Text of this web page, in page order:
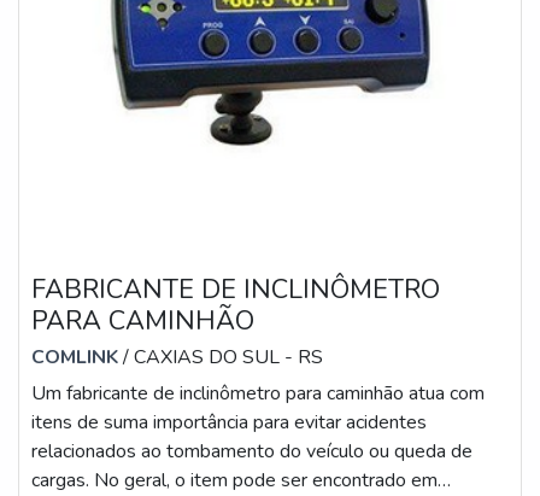
FABRICANTE DE INCLINÔMETRO
PARA CAMINHÃO
COMLINK/ CAXIAS DO SUL - RS
Um fabricante de inclinômetro para caminhão atua com
itens de suma importância para evitar acidentes
relacionados ao tombamento do veículo ou queda de
cargas. No geral, o item pode ser encontrado em